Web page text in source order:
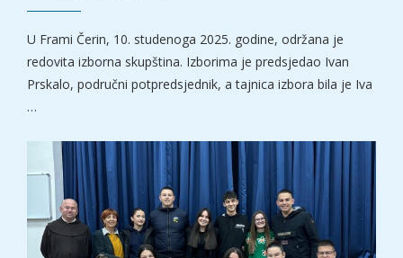
U Frami Čerin, 10. studenoga 2025. godine, održana je
redovita izborna skupština. Izborima je predsjedao Ivan
Prskalo, područni potpredsjednik, a tajnica izbora bila je Iva
…